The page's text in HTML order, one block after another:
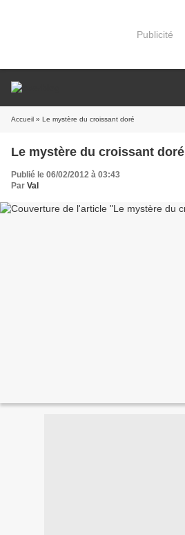
Publicité
Accueil » Le mystère du croissant doré
Le mystère du croissant doré
Publié le 06/02/2012 à 03:43
Par Val